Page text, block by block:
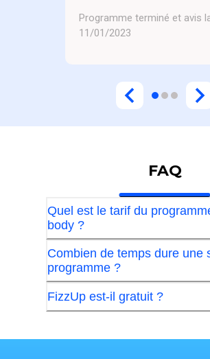
Programme terminé et avis
11/01/2023
FAQ
Quel est le tarif du
body ?
Combien de temps dure une
programme ?
FizzUp est-il gratuit ?